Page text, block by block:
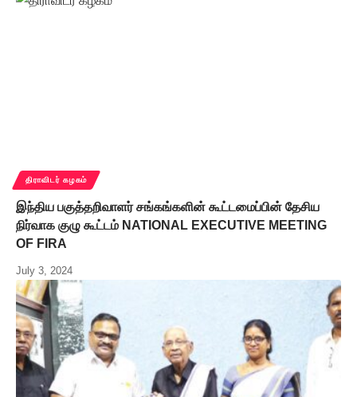
திராவிடர் கழகம்
இந்திய பகுத்தறிவாளர் சங்கங்களின் கூட்டமைப்பின் தேசிய
நிர்வாக குழு கூட்டம் NATIONAL EXECUTIVE MEETING
OF FIRA
July 3, 2024